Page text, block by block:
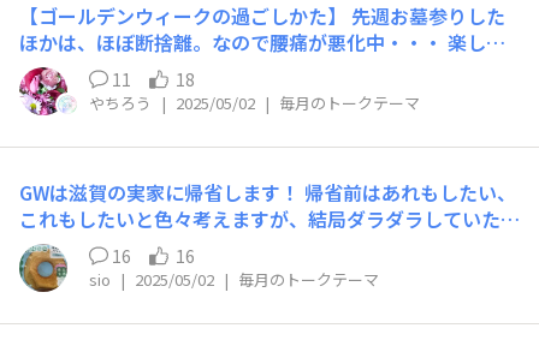
【ゴールデンウィークの過ごしかた】 先週お墓参りした
ほかは、ほぼ断捨離。なので腰痛が悪化中・・・ 楽しみ
は舞台＆ライブ🥰 腰痛と戦いながら、スタンディングす
るよ！ 皆さま良いGWを(o^―^o)
11 18
やちろう | 2025/05/02 | 毎月のトークテーマ
GWは滋賀の実家に帰省します！ 帰省前はあれもしたい、
これもしたいと色々考えますが、結局ダラダラしていたら
あっという間に連休が終わってしまうのがいつものパター
ン😢 今回こそは大阪や京都にも足を伸ばし、関西を満喫
して帰ろうと思います💪 あと、行き帰りの新幹線で積読
を消化したいです📕 皆さまも良いGWを🚀
16 16
sio | 2025/05/02 | 毎月のトークテーマ